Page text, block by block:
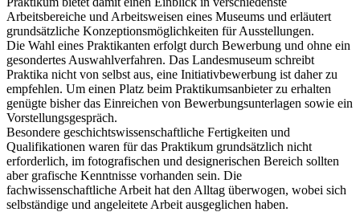
Arbeitsbereiche und Arbeitsweisen eines Museums und erläutert
grundsätzliche Konzeptionsmöglichkeiten für Ausstellungen.
Die Wahl eines Praktikanten erfolgt durch Bewerbung und ohne ein
gesondertes Auswahlverfahren. Das Landesmuseum schreibt
Praktika nicht von selbst aus, eine Initiativbewerbung ist daher zu
empfehlen. Um einen Platz beim Praktikumsanbieter zu erhalten
genügte bisher das Einreichen von Bewerbungsunterlagen sowie ein
Vorstellungsgespräch.
Besondere geschichtswissenschaftliche Fertigkeiten und
Qualifikationen waren für das Praktikum grundsätzlich nicht
erforderlich, im fotografischen und designerischen Bereich sollten
aber grafische Kenntnisse vorhanden sein. Die
fachwissenschaftliche Arbeit hat den Alltag überwogen, wobei sich
selbständige und angeleitete Arbeit ausgeglichen haben.